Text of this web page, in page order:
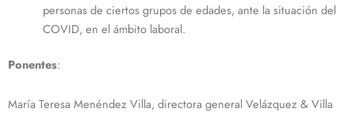
personas de ciertos grupos de edades, ante la situación del
COVID, en el ámbito laboral.
Ponentes:
María Teresa Menéndez Villa, directora general Velázquez & Villa